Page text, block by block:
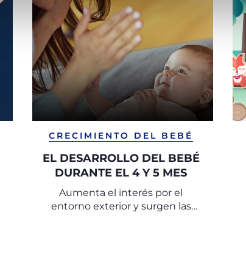
CRECIMIENTO DEL BEBÉ
EL DESARROLLO DEL BEBÉ
DURANTE EL 4 Y 5 MES
Aumenta el interés por el
entorno exterior y surgen las